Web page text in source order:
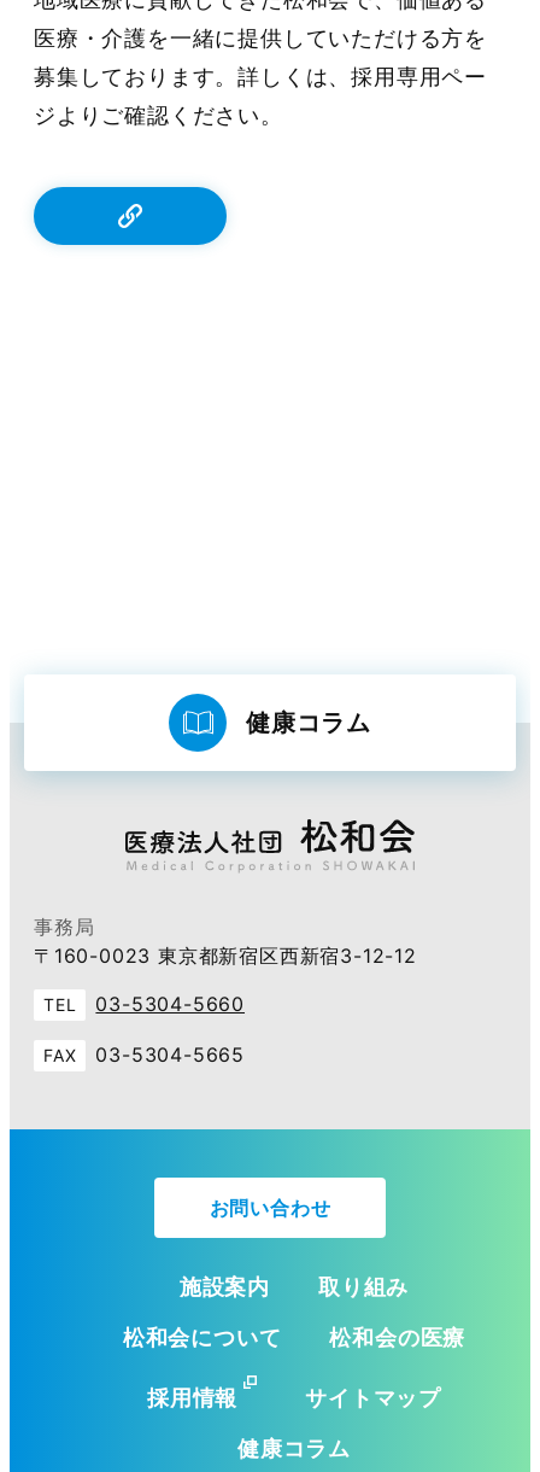
医療・介護を一緒に提供していただける方を
募集しております。詳しくは、採用専用ペー
ジよりご確認ください。
健康コラム
事務局
〒160-0023 東京都新宿区西新宿3-12-12
TEL 03-5304-5660
FAX 03-5304-5665
お問い合わせ
取り組み
施設案内
松和会の医療
松和会について
サイトマップ
採用情報
健康コラム